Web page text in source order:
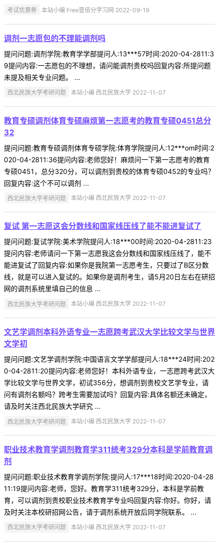
考试优惠券 本站小编 Free壹佰分学习网 2022-09-19
调剂一志愿包的不理能调剂吗
提问问题:调剂学院:教育学学部提问人:13***57时间:2020-04-2811:3
9提问内容:一志愿包的不理想，请问能调剂贵校吗回复内容:所提问题
未提及相关专业问题。 ...
西北民族大学考研问题 本站小编 西北民族大学 2022-11-07
教育专硕调剂体育专硕麻烦第一志愿考的教育专硕0451总分
32
提问问题:教育专硕调剂体育专硕学院:体育学院提问人:12***om时间:2
020-04-2811:36提问内容:老师您好！麻烦问一下第一志愿考的教育
专硕0451，总分320分，可以调剂到贵校的体育专硕0452的专业吗？
回复内容:这个不可以调剂 ...
西北民族大学考研问题 本站小编 西北民族大学 2022-11-07
复试 第一志愿这会分数线和国家线压线了能不能进复试了
提问问题:复试学院:美术学院提问人:18***00时间:2020-04-2811:23
提问内容:老师请问一下第一志愿我这会分数线和国家线压线了，能不
能进复试了回复内容:如果你是我院第一志愿考生，只要过了B区分数
线，就是可以进入复试的。如果你是调剂考生，请5月20日左右在研招
网的调剂系统里填自己的信息 ...
西北民族大学考研问题 本站小编 西北民族大学 2022-11-07
文艺学调剂本科外语专业一志愿跨考武汉大学比较文学与世界
文学初
提问问题:文艺学调剂学院:中国语言文学学部提问人:18***24时间:202
0-04-2811:20提问内容:老师您好！本科外语专业，一志愿跨考武汉大
学比较文学与世界文学，初试356分，想调剂到贵校文艺学专业，请
问有调剂名额吗？跨考生需要加试吗？回复内容:具体名额还未确定，
请及时关注西北民族大学研究 ...
西北民族大学考研问题 本站小编 西北民族大学 2022-11-07
职业技术教育学调剂教育学311统考329分本科是学前教育调
剂
提问问题:职业技术教育学调剂学院:提问人:17***18时间:2020-04-28
11:19提问内容:老师，您好。教育学311统考329分，本科是学前教
育，可以调剂到贵校职业技术教育学专业吗回复内容:你好。你好，请
及时关注本校研招网公告，请于调剂系统开放后同学院联系。 ...
西北民族大学考研问题 本站小编 西北民族大学 2022-11-07